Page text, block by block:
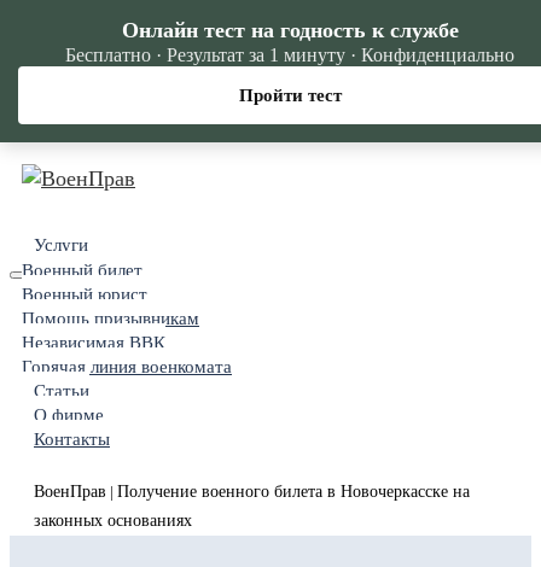
Услуги
Военный билет
Военный юрист
Помощь призывникам
Независимая ВВК
Горячая линия военкомата
Статьи
О фирме
Контакты
ВоенПрав
Получение военного билета в Новочеркасске на
законных основаниях
Онлайн тест на годность к службе
Бесплатно · Результат за 1 минуту · Конфиденциально
Пройти тест